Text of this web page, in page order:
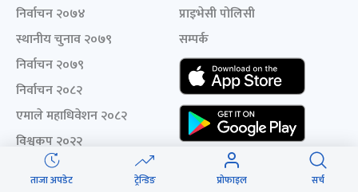
ताजा अपडेट ट्रेन्डिङ प्रोफाइल सर्च
निर्वाचन २०७४
स्थानीय चुनाव २०७९
निर्वाचन २०७९
निर्वाचन २०८२
एमाले महाधिवेशन २०८२
विश्वकप २०२२
दशैं-बसैं २०८१
प्राइभेसी पोलिसी
सम्पर्क